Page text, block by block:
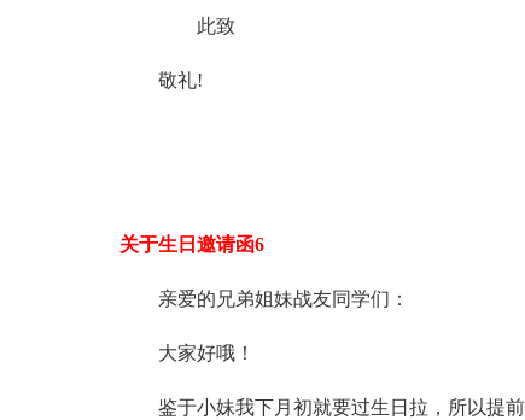
此致
敬礼!
关于生日邀请函6
亲爱的兄弟姐妹战友同学们：
大家好哦！
鉴于小妹我下月初就要过生日拉，所以提